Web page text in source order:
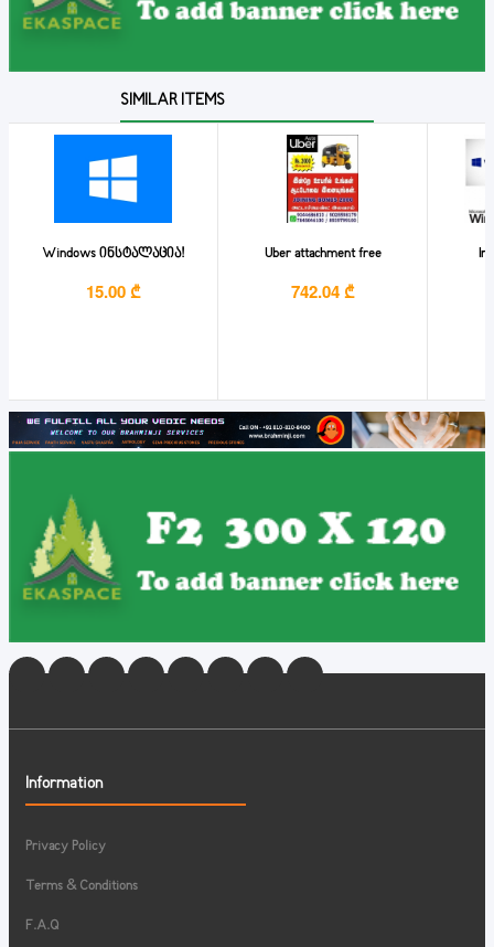
SIMILAR ITEMS
Windows ინსტალაცია!
15.00 ₾
Uber attachment free
742.04 ₾
Information
Privacy Policy
Terms & Conditions
F.A.Q